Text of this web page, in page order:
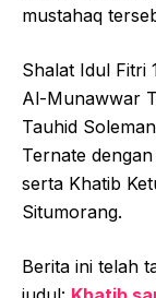
mustahaq
Shalat Idul Fitri
Al-Munawwar
Tauhid
Ternate
serta Khatib
Situmorang.
Berita ini telah